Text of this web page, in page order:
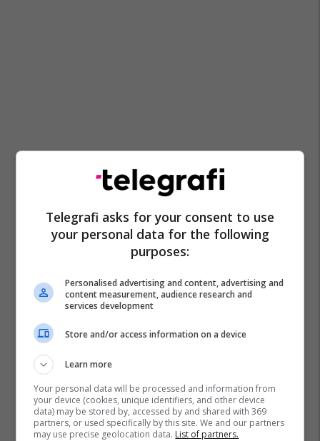
Telegrafi asks for your consent to use
your personal data for the following
purposes:
Personalised advertising and content, advertising and
content measurement, audience research and
services development
Store and/or access information on a device
Learn more
Your personal data will be processed and information from
your device (cookies, unique identifiers, and other device
data) may be stored by, accessed by and shared with 369
partners, or used specifically by this site. We and our partners
may use precise geolocation data. List of partners.